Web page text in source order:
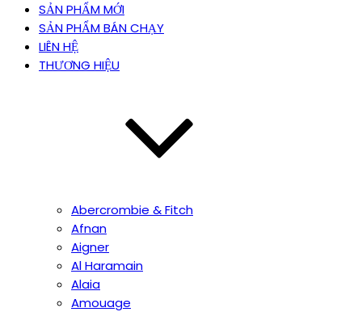
SẢN PHẨM MỚI
SẢN PHẨM BÁN CHẠY
LIÊN HỆ
THƯƠNG HIỆU
Abercrombie & Fitch
Afnan
Aigner
Al Haramain
Alaia
Amouage